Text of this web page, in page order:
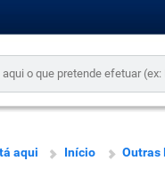
aqui Início Outras